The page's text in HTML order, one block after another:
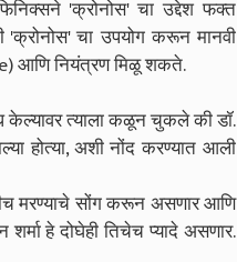
फिनिक्सने 'क्रोनोस' चा उद्देश फक्त
'क्रोनोस' चा उपयोग करून मानवी
आणि नियंत्रण मिळू शकते.
केल्यावर त्याला कळून चुकले की डॉ.
होत्या, अशी नोंद करण्यात आली
मरण्याचे सोंग करून असणार आणि
हे दोघेही तिचेच प्यादे असणार.